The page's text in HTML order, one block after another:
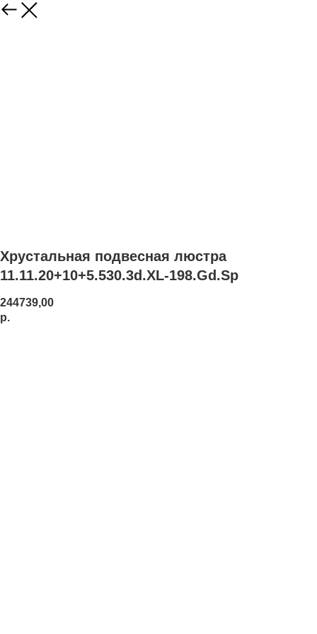
Хрустальная подвесная люстра
11.11.20+10+5.530.3d.XL-198.Gd.Sp
244739,00
р.